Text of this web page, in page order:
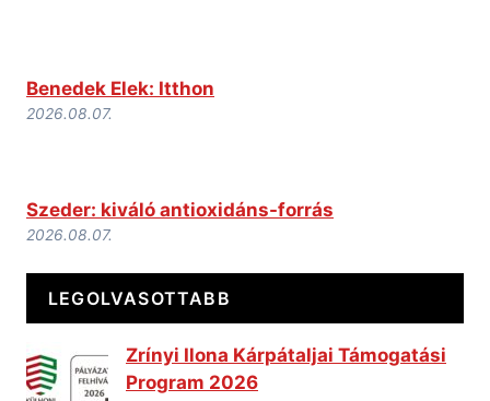
Benedek Elek: Itthon
2026.08.07.
Szeder: kiváló antioxidáns-forrás
2026.08.07.
LEGOLVASOTTABB
Zrínyi Ilona Kárpátaljai Támogatási
Program 2026